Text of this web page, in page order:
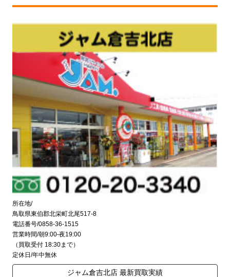
所在地/
鳥取県東伯郡北栄町北尾517-8
電話番号/0858-36-1515
営業時間/朝9:00-夜19:00
（買取受付 18:30まで）
定休日/年中無休
ジャム倉吉北店 最新買取実績